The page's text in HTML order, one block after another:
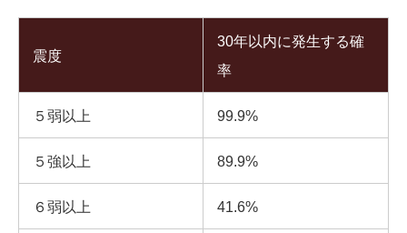
震度
30年以内に発生する確
率
５弱以上 99.9%
５強以上 89.9%
６弱以上 41.6%